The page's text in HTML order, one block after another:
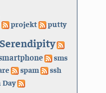
projekt putty
Serendipity
sms
spam ssh
Day